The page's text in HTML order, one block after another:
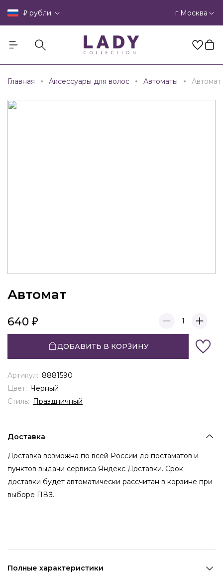
₽ рубли г Москва
Главная Аксессуары для волос Автоматы Автомат
Автомат
640 1
ДОБАВИТЬ В КОРЗИНУ
Артикул: 8881590
Цвет: Черный
Стиль: Праздничный
Доставка
Доставка возможна по всей России до постаматов и
пунктов выдачи сервиса Яндекс Доставки. Срок
доставки будет автоматически рассчитан в корзине при
выборе ПВЗ.
Полные характеристики